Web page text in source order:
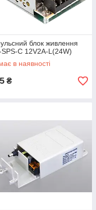
від збоїв
блок живлення
SPS-C 12V2A-L(24W)
в наявності
₴